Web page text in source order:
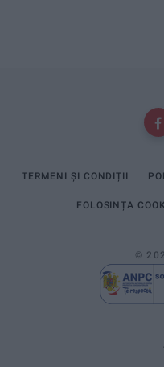
TERMENI ȘI CONDIȚII
FOLOSINȚA
©